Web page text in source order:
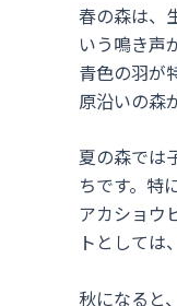
春の森は、
いう鳴き声
青色の羽が
原沿いの森
夏の森では
ちです。特
アカショウ
トとしては
秋になると